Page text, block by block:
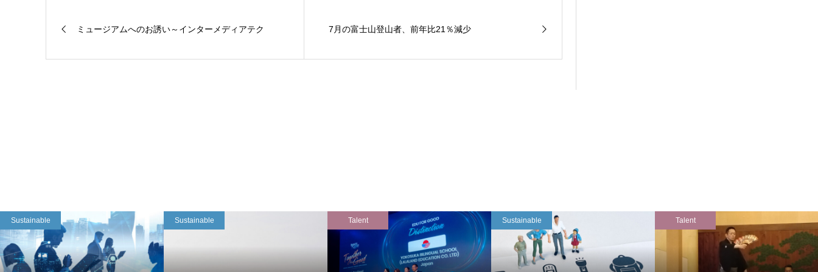
ミュージアムへのお誘い～インターメディアテク 7月の富士山登山者、前年比21％減少
Sustainable Sustainable Talent Sustainable Talent